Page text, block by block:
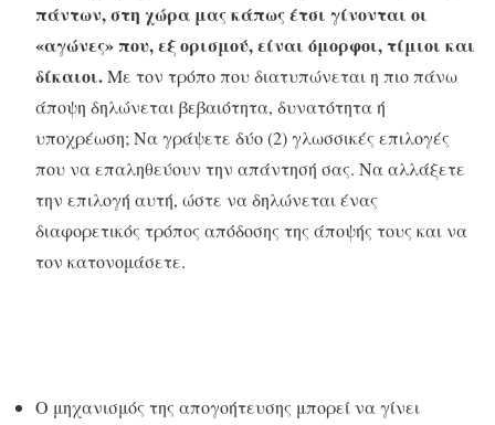
πάντων, στη χώρα μας κάπως έτσι γίνονται οι
«αγώνες» που, εξ ορισμού, είναι όμορφοι, τίμιοι και
δίκαιοι.Με τον τρόπο που διατυπώνεται η πιο πάνω
άποψη δηλώνεται βεβαιότητα, δυνατότητα ή
υποχρέωση; Να γράψετε δύο (2) γλωσσικές επιλογές
που να επαληθεύουν την απάντησή σας. Να αλλάξετε
την επιλογή αυτή, ώστε να δηλώνεται ένας
διαφορετικός τρόπος απόδοσης της άποψής τους και να
τον κατονομάσετε.
Ο μηχανισμός της απογοήτευσης μπορεί να γίνει